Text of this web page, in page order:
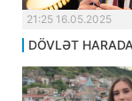
21:25 16.05.2025
DÖVLƏT